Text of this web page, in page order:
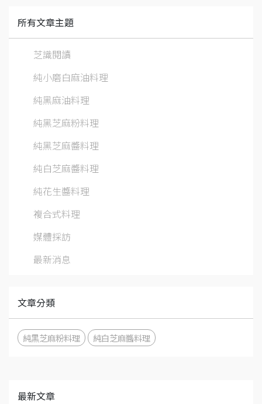
所有文章主題
芝識閱讀
純小磨白麻油料理
純黑麻油料理
純黑芝麻粉料理
純黑芝麻醬料理
純白芝麻醬料理
純花生醬料理
複合式料理
媒體採訪
最新消息
文章分類
純黑芝麻粉料理 純白芝麻醬料理
最新文章